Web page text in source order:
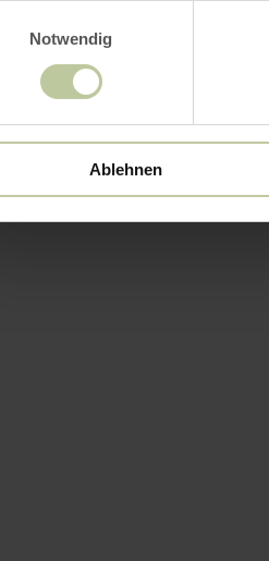
Notwendig
Ablehnen